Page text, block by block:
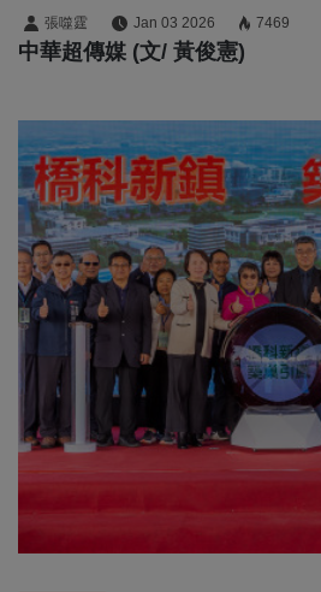
非法棄置廢棄物犯
張噬霆 Jan 03 2026 7469
中華超傳媒 (文/ 黃俊憲)